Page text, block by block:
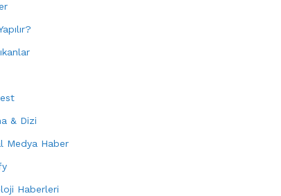
& Dizi
Medya Haber
Haberleri